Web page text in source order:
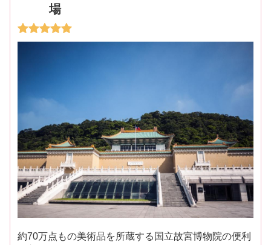
場
約70万点もの美術品を所蔵する国立故宮博物院の便利